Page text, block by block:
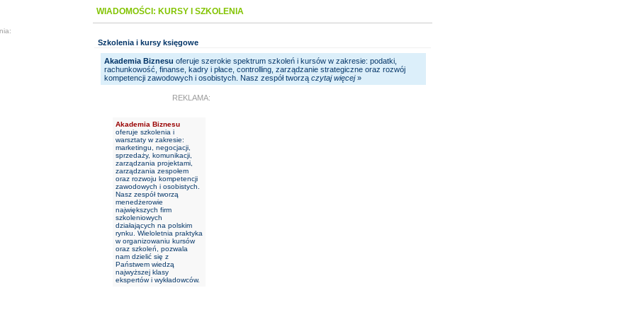
WIADOMOŚCI: KURSY I SZKOLENIA
Szkolenia i kursy księgowe
Akademia Biznesu oferuje szerokie spektrum szkoleń i kursów w zakresie: podatki,
rachunkowość, finanse, kadry i płace, controlling, zarządzanie strategiczne oraz rozwój
kompetencji zawodowych i osobistych. Nasz zespół tworzą czytaj więcej»
REKLAMA:
Akademia Biznesu
oferuje szkolenia i
warsztaty w zakresie:
marketingu, negocjacji,
sprzedaży, komunikacji,
zarządzania projektami,
zarządzania zespołem
oraz rozwoju kompetencji
zawodowych i osobistych.
Nasz zespół tworzą
menedżerowie
największych firm
szkoleniowych
działających na polskim
rynku. Wieloletnia praktyka
w organizowaniu kursów
oraz szkoleń, pozwala
nam dzielić się z
Państwem wiedzą
najwyższej klasy
ekspertów i wykładowców.